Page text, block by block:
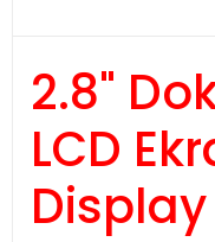
2.8"
LCD
Display